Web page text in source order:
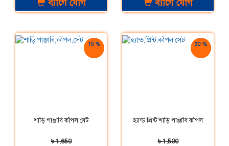
ব্যাগে যোগ ব্যাগে যোগ
15 %
শাড়ি পাঞ্জাবি কাঁপল সেট
৳ 1,650
30 %
হ্যান্ড প্রিন্ট শাড়ি পাঞ্জাবি কাঁপল
৳ 1,500